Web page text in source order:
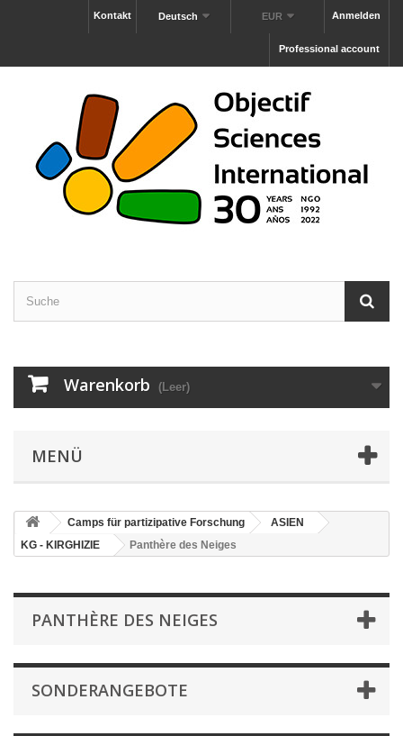
Anmelden
EUR
Deutsch
Kontakt
Professional account
Warenkorb (Leer)
MENÜ
Camps für partizipative Forschung
ASIEN
KG - KIRGHIZIE
Panthère des Neiges
PANTHÈRE DES NEIGES
SONDERANGEBOTE